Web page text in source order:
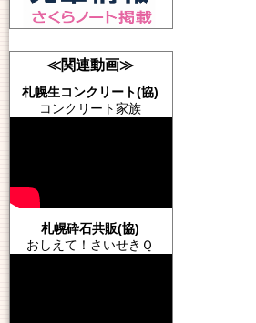
≪関連動画≫
札幌生コンクリート(協)
コンクリート家族
札幌砕石共販(協)
おしえて！さいせきＱ